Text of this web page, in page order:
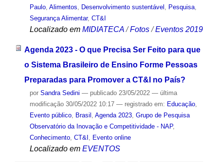
Paulo, Alimentos Desenvolvimento sustentável Pesquisa,
Segurança Alimentar, CT&I
Localizado em MIDIATECA /Fotos /Eventos 2019
Agenda 2023 - O que Precisa Ser Feito para que
o Sistema Brasileiro de Ensino Forme Pessoas
Preparadas para Promover a CT&I no País?
por Sandra Sedini — publicado23/05/2022 — última
modificação30/05/2022 10:17 — registrado em: Educação,
Evento público, Brasil , Agenda 2023, Grupo de Pesquisa
Observatório da Inovação e Competitividade - NAP,
Conhecimento, CT&I , Evento online
Localizado em EVENTOS